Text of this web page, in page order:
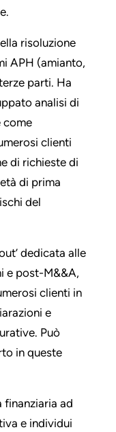
risoluzione
APH (amianto,
parti. Ha
analisi di
come
clienti
di richieste di
di prima
del
dedicata alle
e post-M&&A,
clienti in
e
Può
in queste
finanziaria ad
e individui